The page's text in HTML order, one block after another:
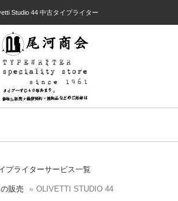
Studio 44 中古タイプライター
プライターサービス一覧
販売 OLIVETTI STUDIO 44